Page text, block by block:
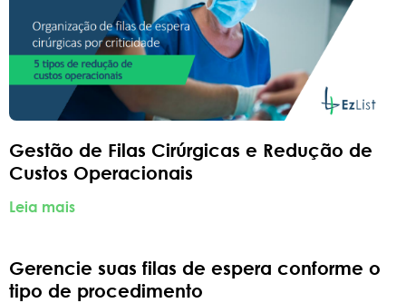
Gestão de Filas Cirúrgicas e Redução de
Custos Operacionais
Leia mais
Gerencie suas filas de espera conforme o
tipo de procedimento